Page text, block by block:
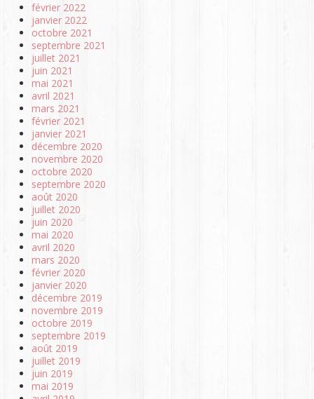
février 2022
janvier 2022
octobre 2021
septembre 2021
juillet 2021
juin 2021
mai 2021
avril 2021
mars 2021
février 2021
janvier 2021
décembre 2020
novembre 2020
octobre 2020
septembre 2020
août 2020
juillet 2020
juin 2020
mai 2020
avril 2020
mars 2020
février 2020
janvier 2020
décembre 2019
novembre 2019
octobre 2019
septembre 2019
août 2019
juillet 2019
juin 2019
mai 2019